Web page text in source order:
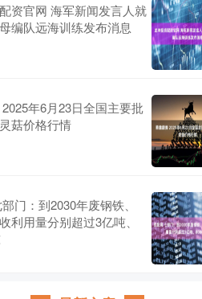
资官网 海军新闻发言人就
编队远海训练发布消息
年6月23日全国主要批
菇价格行情
门：到2030年废钢铁、
利用量分别超过3亿吨、